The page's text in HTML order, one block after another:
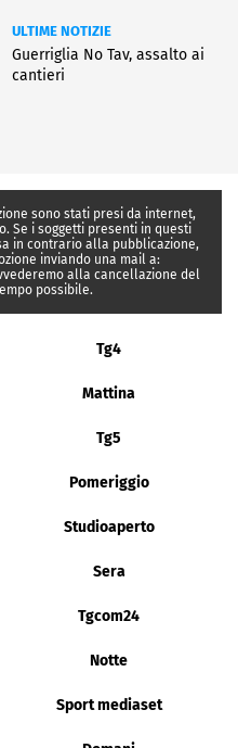
ULTIME NOTIZIE
Guerriglia No Tav, assalto ai
cantieri
sono stati presi da internet,
Se i soggetti presenti in questi
in contrario alla pubblicazione,
inviando una mail a:
alla cancellazione del
possibile.
Tg4
Mattina
Tg5
Pomeriggio
Studioaperto
Sera
Tgcom24
Notte
Sport mediaset